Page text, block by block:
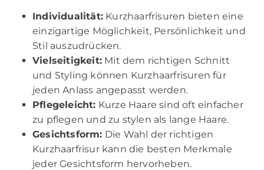
Individualität: Kurzhaarfrisuren bieten eine
einzigartige Möglichkeit, Persönlichkeit und
Stil auszudrücken.
Vielseitigkeit: Mit dem richtigen Schnitt
und Styling können Kurzhaarfrisuren für
jeden Anlass angepasst werden.
Pflegeleicht: Kurze Haare sind oft einfacher
zu pflegen und zu stylen als lange Haare.
Gesichtsform: Die Wahl der richtigen
Kurzhaarfrisur kann die besten Merkmale
jeder Gesichtsform hervorheben.